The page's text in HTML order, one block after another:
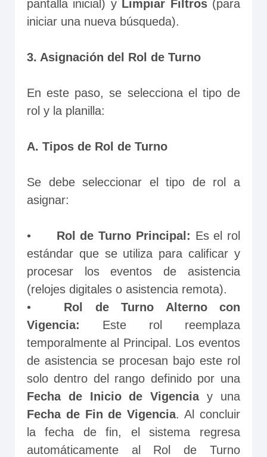
pantalla inicial) y Limpiar Filtros (para
iniciar una nueva búsqueda).
3. Asignación del Rol de Turno
En este paso, se selecciona el tipo de
rol y la planilla:
A. Tipos de Rol de Turno
Se debe seleccionar el tipo de rol a
asignar:
Rol de Turno Principal: Es el rol
estándar que se utiliza para calificar y
procesar los eventos de asistencia
(relojes digitales o asistencia remota).
Rol de Turno Alterno con
Vigencia: Este rol reemplaza
temporalmente al Principal. Los eventos
de asistencia se procesan bajo este rol
solo dentro del rango definido por una
Fecha de Inicio de Vigencia
y una
Fecha de Fin de Vigencia. Al concluir
la fecha de fin, el sistema regresa
automáticamente al Rol de Turno